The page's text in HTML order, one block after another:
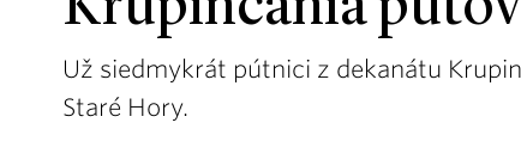
Už siedmykrát pútnici z dekanátu
Staré Hory.